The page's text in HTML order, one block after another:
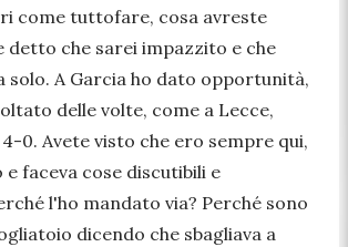
come tuttofare, cosa avreste
detto che sarei impazzito e che
solo. A Garcia ho dato opportunità,
delle volte, come a Lecce,
0. Avete visto che ero sempre qui,
faceva cose discutibili e
l'ho mandato via? Perché sono
dicendo che sbagliava a